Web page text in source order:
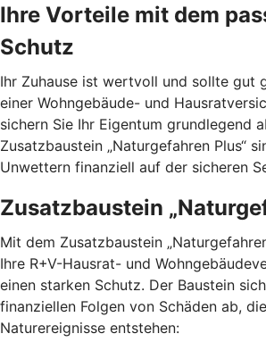
Ihre Vorteile mit dem
Schutz
Ihr Zuhause ist wertvoll und sollte gut
einer Wohngebäude- und
sichern Sie Ihr Eigentum grundlegend
Zusatzbaustein „Naturgefahren Plus“
Unwettern finanziell auf der sicheren
Zusatzbaustein
Mit dem Zusatzbaustein
Ihre R+V-Hausrat- und
einen starken Schutz. Der Baustein
finanziellen Folgen von Schäden ab,
Naturereignisse entstehen: